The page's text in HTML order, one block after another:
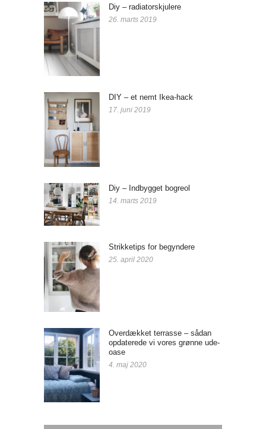
Diy – radiatorskjulere
26. marts 2019
DIY – et nemt Ikea-hack
17. juni 2019
Diy – Indbygget bogreol
14. marts 2019
Strikketips for begyndere
25. april 2020
Overdækket terrasse – sådan
opdaterede vi vores grønne ude-
oase
4. maj 2020